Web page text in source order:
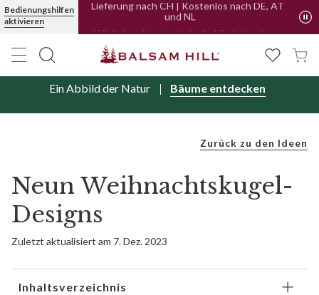
Bedienungshilfen
aktivieren
Lieferung nach CH | Kostenlos nach DE, AT
und NL
Ein Abbild der Natur Bäume entdecken
Zurück zu den Ideen
Neun Weihnachtskugel-
Designs
Zuletzt aktualisiert am 7. Dez. 2023
Inhaltsverzeichnis